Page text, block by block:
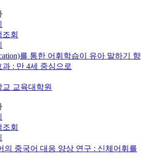
회
를 통한 어휘학습이 유아 말하기 향
: 만 4세 중심으로
교 교육대학원
회
의 중국어 대응 양상 연구 : 신체어휘를